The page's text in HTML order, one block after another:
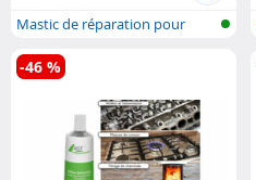
Mastic de réparation pour
métaux
-46 %